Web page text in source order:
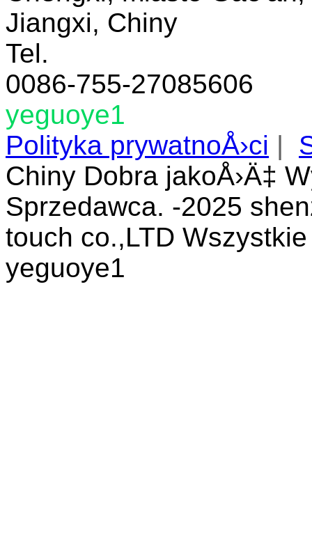
Jiangxi, Chiny
Tel.
0086-755-27085606
yeguoye1
Polityka prywatnoÅ›ci |
Chiny Dobra jakoÅ›Ä‡
Sprzedawca. -2025
touch co.,LTD
yeguoye1